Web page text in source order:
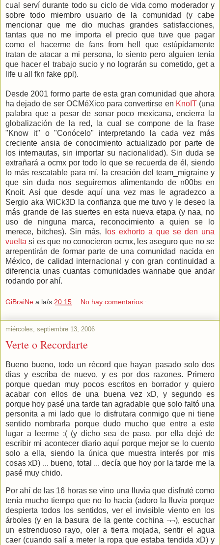
cual serví durante todo su ciclo de vida como moderador y
sobre todo miembro usuario de la comunidad (y cabe
mencionar que me dio muchas grandes satisfacciones,
tantas que no me importa el precio que tuve que pagar
como el hacerme de fans from hell que estúpidamente
tratan de atacar a mi persona, lo siento pero alguien tenía
que hacer el trabajo sucio y no lograrán su cometido, get a
life u all fkn fake ppl).
Desde 2001 formo parte de esta gran comunidad que ahora
ha dejado de ser OCMéXico para convertirse en KnoIT(una
palabra que a pesar de sonar poco mexicana, encierra la
globalización de la red, la cual se compone de la frase
"Know it" o "Conócelo" interpretando la cada vez más
creciente ansia de conocimiento actualizado por parte de
los internautas, sin importar su nacionalidad). Sin duda se
extrañará a ocmx por todo lo que se recuerda de él, siendo
lo más rescatable para mí, la creación del team_migraine y
que sin duda nos seguiremos alimentando de n00bs en
Knoit. Así que desde aquí una vez mas le agradezco a
Sergio aka WiCk3D la confianza que me tuvo y le deseo la
más grande de las suertes en esta nueva etapa (y naa, no
uso de ninguna marca, reconocimiento a quien se lo
merece, bitches). Sin más, l os exhorto a que se den una
vuelta si es que no conocieron ocmx, les aseguro que no se
arrepentirán de formar parte de una comunidad nacida en
México, de calidad internacional y con gran continuidad a
diferencia unas cuantas comunidades wannabe que andar
rodando por ahí.
GiBraiNe a la/s 20:15 No hay comentarios.:
miércoles, septiembre 13, 2006
Verte o Recordarte
Bueno bueno, todo un récord que hayan pasado solo dos
dias y escriba de nuevo, y es por dos razones. Primero
porque quedan muy pocos escritos en borrador y quiero
acabar con ellos de una buena vez xD, y segundo es
porque hoy pasé una tarde tan agradable que solo faltó una
personita a mi lado que lo disfrutara conmigo que ni tiene
sentido nombrarla porque dudo mucho que entre a este
lugar a leerme :( (y dicho sea de paso, por ella dejé de
escribir mi acontecer diario aquí porque mejor se lo cuento
solo a ella, siendo la única que muestra interés por mis
cosas xD) ... bueno, total ... decía que hoy por la tarde me la
pasé muy chido.
Por ahí de las 16 horas se vino una lluvia que disfruté como
tenía mucho tiempo que no lo hacía (adoro la lluvia porque
despierta todos los sentidos, ver el invisible viento en los
árboles (y en la basura de la gente cochina ¬¬), escuchar
un estrenduoso rayo, oler a tierra mojada, sentir el agua
caer (cuando salí a meter la ropa que estaba tendida xD) y